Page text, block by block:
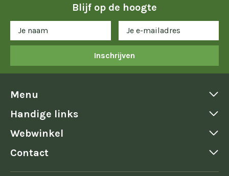
Blijf op de hoogte
Inschrijven
Menu
Handige links
Webwinkel
Contact